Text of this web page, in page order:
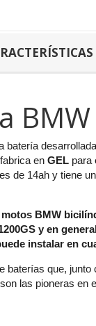
batería
enGEL para
de 14ah y tiene
BMW
y en
instalar en
baterías que,
las pioneras en